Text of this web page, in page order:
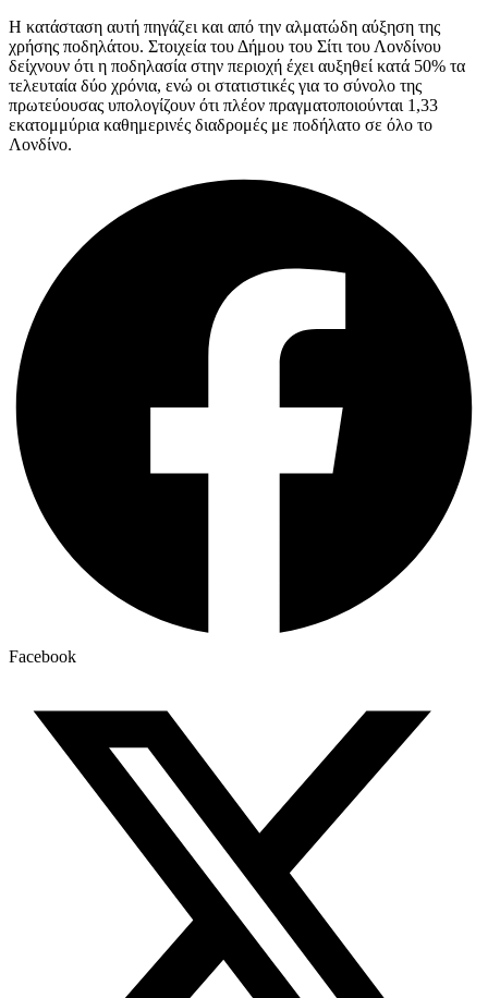
Η κατάσταση αυτή πηγάζει και από την αλματώδη αύξηση της
χρήσης ποδηλάτου. Στοιχεία του Δήμου του Σίτι του Λονδίνου
δείχνουν ότι η ποδηλασία στην περιοχή έχει αυξηθεί κατά 50% τα
τελευταία δύο χρόνια, ενώ οι στατιστικές για το σύνολο της
πρωτεύουσας υπολογίζουν ότι πλέον πραγματοποιούνται 1,33
εκατομμύρια καθημερινές διαδρομές με ποδήλατο σε όλο το
Λονδίνο.
Facebook